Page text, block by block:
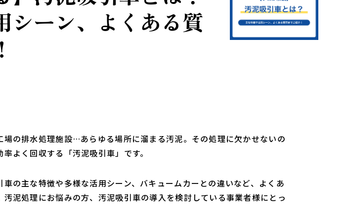
シーン、よくある質
場の排水処理施設…あらゆる場所に溜まる汚泥。その処理に欠かせないの
よく回収する「汚泥吸引車」です。
の主な特徴や多様な活用シーン、バキュームカーとの違いなど、よくあ
泥処理にお悩みの方、汚泥吸引車の導入を検討している事業者様にとっ